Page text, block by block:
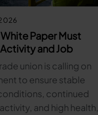
Paper Must
and Job
union is calling on
to ensure stable
continued
and high health,